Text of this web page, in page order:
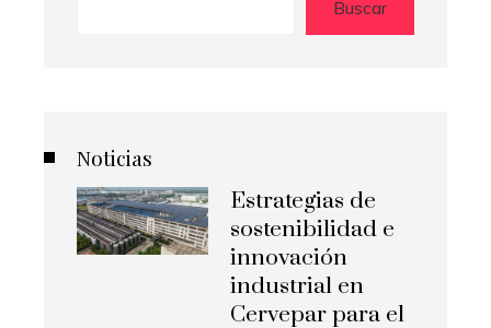
Buscar
Noticias
Estrategias de
sostenibilidad e
innovación
industrial en
Cervepar para el